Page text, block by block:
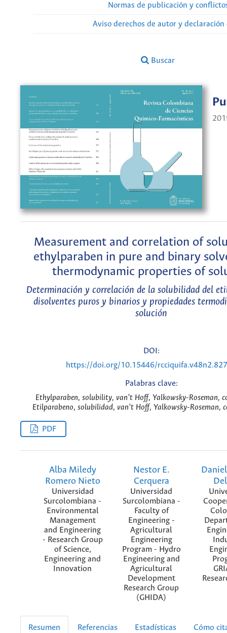
Normas de publicación y
Aviso derechos de autor y
Buscar
Measurement and correlation of
ethylparaben in pure and binary
thermodynamic properties of
Determinación y correlación de la solubilidad del
disolventes puros y binarios y propiedades
solución
DOI:
https://doi.org/10.15446/
Palabras clave:
Ethylparaben, solubility, van’t Hoff, Yalkowsky-Roseman,
Etilparabeno, solubilidad, van’t Hoff, Yalkowsky-Roseman,
PDF
Alba Miledy
Romero Nieto
Universidad
Surcolombiana -
Environmental
Management
and Engineering
- Research Group
of Science,
Engineering and
Innovation
Nestor E.
Cerquera
Universidad
Surcolombiana -
Faculty of
Engineering -
Agricultural
Engineering
Program - Hydro
Engineering and
Agricultural
Development
Research Group
(GHIDA)
Resumen Referencias Estadísticas Cómo